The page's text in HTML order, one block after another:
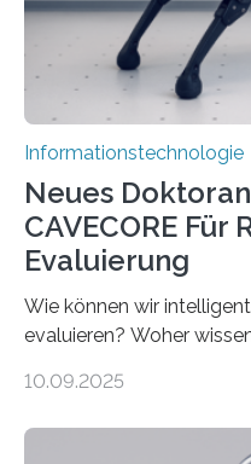
verarbeiten müssen,
Rechenarchitekturen.
rücken dabei
Informationstechnologie
Neues
CAVECORE Für
Evaluierung
Wie können wir
evaluieren? Woher
sich CAVECORE – ein
koordiniert wird. Ab dem
10.09.2025